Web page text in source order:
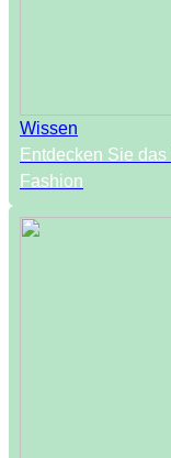
Wissen
Entdecken Sie
Fashion